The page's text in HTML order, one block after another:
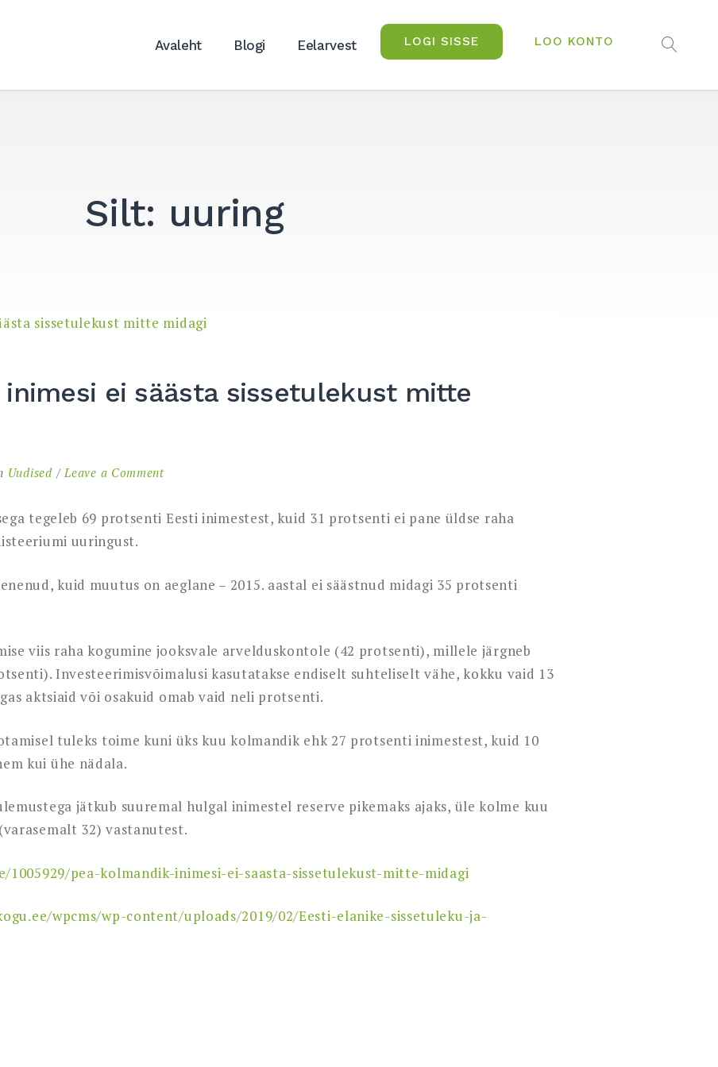
Avaleht Blogi Eelarvest LOGI SISSE LOO KONTO
Silt: uuring
inimesi ei säästa sissetulekust mitte
Uudised Leave a Commenton
kolmandik
sissetulekust
tegeleb 69 protsenti Eesti inimestest, kuid 31 protsenti ei pane üldse raha
uuringust.
kuid muutus on aeglane – 2015. aastal ei säästnud midagi 35 protsenti
viis raha kogumine jooksvale arvelduskontole (42 protsenti), millele järgneb
Investeerimisvõimalusi kasutatakse endiselt suhteliselt vähe, kokku vaid 13
aktsiaid või osakuid omab vaid neli protsenti.
tuleks toime kuni üks kuu kolmandik ehk 27 protsenti inimestest, kuid 10
kui ühe nädala.
jätkub suuremal hulgal inimestel reserve pikemaks ajaks, üle kolme kuu
32) vastanutest.
1005929/pea-kolmandik-inimesi-ei-saasta-sissetulekust-mitte-midagi
wpcms/wp-content/uploads/2019/02/Eesti-elanike-sissetuleku-ja-